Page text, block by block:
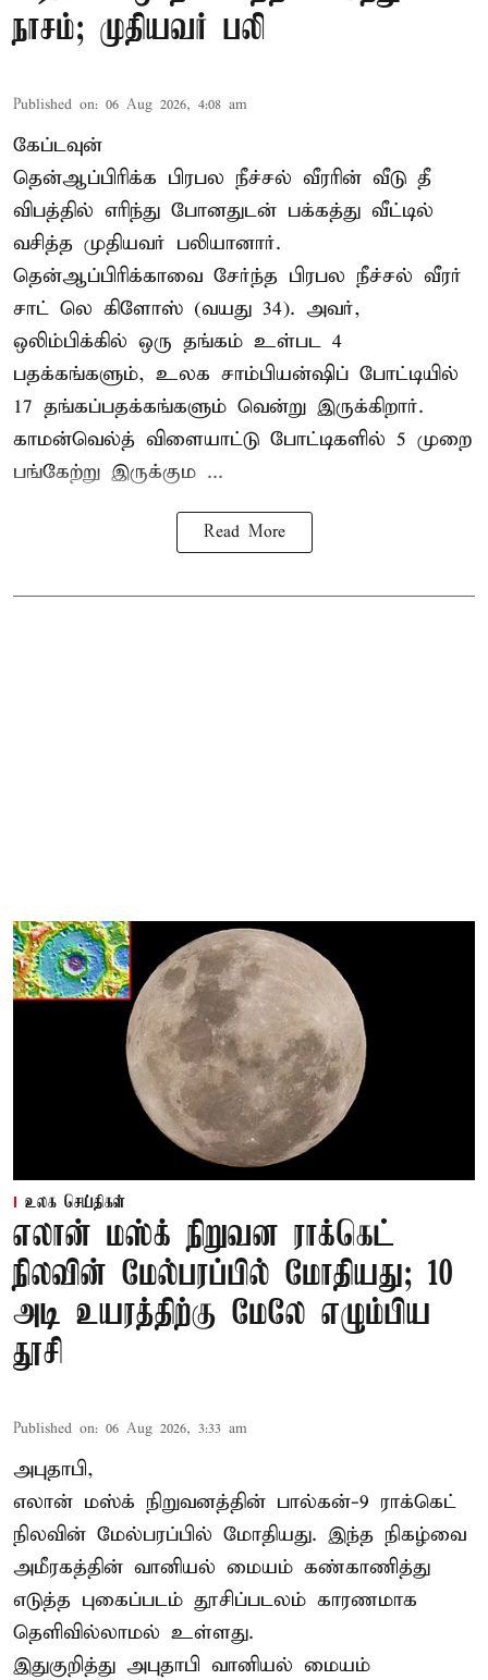
நாசம்; முதியவர் பலி
Published on: 06 Aug 2026, 4:08 am
கேப்டவுன்
தென்ஆப்பிரிக்க பிரபல நீச்சல் வீரரின் வீடு தீ
விபத்தில் எரிந்து போனதுடன் பக்கத்து வீட்டில்
வசித்த முதியவர் பலியானார்.
தென்ஆப்பிரிக்காவை சேர்ந்த பிரபல நீச்சல் வீரர்
சாட் லெ கிளோஸ் (வயது 34). அவர்,
ஒலிம்பிக்கில் ஒரு தங்கம் உள்பட 4
பதக்கங்களும், உலக சாம்பியன்ஷிப் போட்டியில்
17 தங்கப்பதக்கங்களும் வென்று இருக்கிறார்.
காமன்வெல்த் விளையாட்டு போட்டிகளில் 5 முறை
பங்கேற்று இருக்கும ...
Read More
உலக செய்திகள்
எலான் மஸ்க் நிறுவன ராக்கெட்
நிலவின் மேல்பரப்பில் மோதியது; 10
அடி உயரத்திற்கு மேலே எழும்பிய
தூசி
Published on: 06 Aug 2026, 3:33 am
அபுதாபி,
எலான் மஸ்க் நிறுவனத்தின் பால்கன்-9 ராக்கெட்
நிலவின் மேல்பரப்பில் மோதியது. இந்த நிகழ்வை
அமீரகத்தின் வானியல் மையம் கண்காணித்து
எடுத்த புகைப்படம் தூசிப்படலம் காரணமாக
தெளிவில்லாமல் உள்ளது.
இதுகுறித்து அபுதாபி வானியல் மையம்